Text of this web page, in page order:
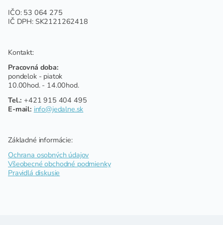
IČO: 53 064 275
IČ DPH: SK2121262418
Kontakt:
Pracovná doba:
pondelok - piatok
10.00hod. - 14.00hod.
Tel.: +421 915 404 495
E-mail: info@jedalne.sk
Základné informácie:
Ochrana osobných údajov
Všeobecné obchodné podmienky
Pravidlá diskusie